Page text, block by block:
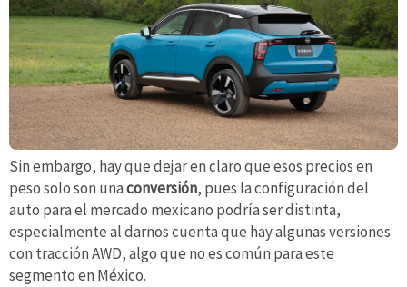
Sin embargo, hay que dejar en claro que esos precios en
peso solo son unaconversión, pues la configuración del
auto para el mercado mexicano podría ser distinta,
especialmente al darnos cuenta que hay algunas versiones
con tracción AWD, algo que no es común para este
segmento en México.